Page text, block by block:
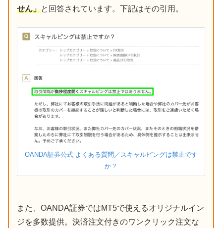
せん」と回答されています。下記はその引用。
OANDA証券公式 よくある質問／スキャルピングは禁止です
か？
また、OANDA証券ではMT5で使えるオリジナルイン
ジを多数提供。決済注文付きのワンクリック注文な